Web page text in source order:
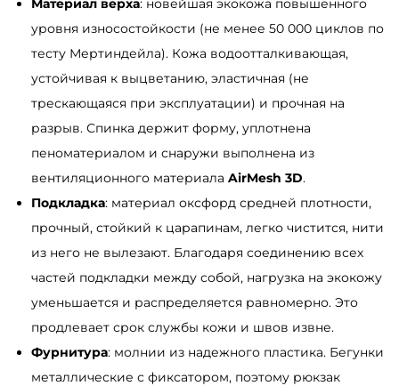
з
а
к
S
a
m
b
a
g
R
o
l
l
T
o
уровня износостойкости (не менее 50 000 циклов по
тесту Мертиндейла). Кожа водоотталкивающая,
устойчивая к выцветанию, эластичная (не
трескающаяся при эксплуатации) и прочная на
разрыв. Спинка держит форму, уплотнена
пеноматериалом и снаружи выполнена из
вентиляционного материала AirMesh 3D.
Подкладка: материал оксфорд средней плотности,
прочный, стойкий к царапинам, легко чистится, нити
из него не вылезают. Благодаря соединению всех
частей подкладки между собой, нагрузка на экокожу
уменьшается и распределяется равномерно. Это
продлевает срок службы кожи и швов извне.
Фурнитура: молнии из надежного пластика. Бегунки
металлические с фиксатором, поэтому рюкзак